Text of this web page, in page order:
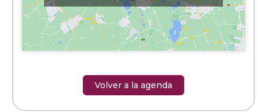
Volver a la agenda